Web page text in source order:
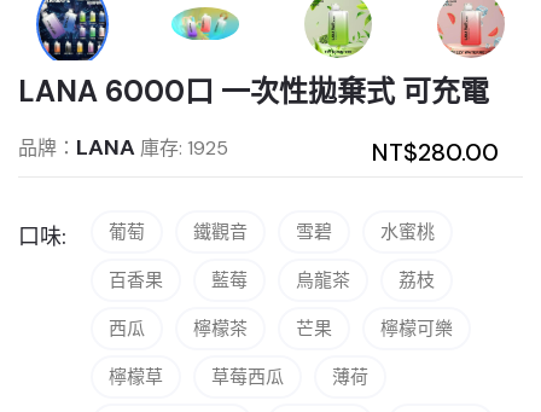
LANA 6000口 一次性拋棄式 可充電
品牌： LANA NT$280.00
庫存: 1925
口味: 葡萄 鐵觀音 雪碧
水蜜桃
百香果
藍莓 烏龍茶
荔枝
西瓜
檸檬茶 芒果
檸檬可樂
檸檬草
草莓西瓜
薄荷